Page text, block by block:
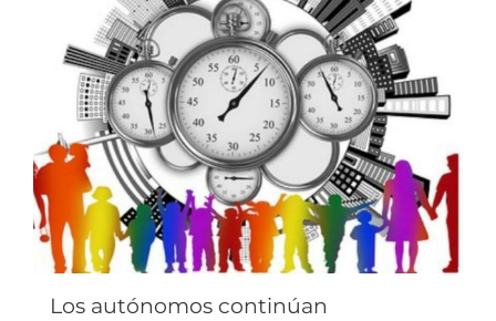
Los autónomos continúan